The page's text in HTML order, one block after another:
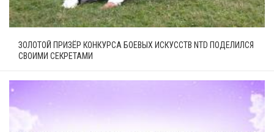
ЗОЛОТОЙ ПРИЗЁР КОНКУРСА БОЕВЫХ ИСКУССТВ NTD ПОДЕЛИЛСЯ
СВОИМИ СЕКРЕТАМИ